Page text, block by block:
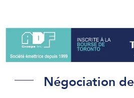
Négociation